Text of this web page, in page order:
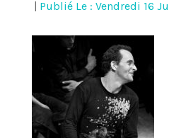
Publié Le : Vendredi 16